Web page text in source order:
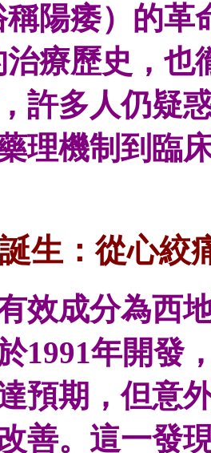
稱陽痿）的
療歷史，也
許多人仍疑
理機制到臨
生：從心絞
效成分為西
1991年開發
預期，但意
善。這一發